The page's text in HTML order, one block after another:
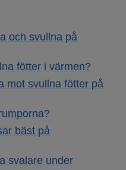
och svullna på
fötter i värmen?
mot svullna fötter på
bäst på
svalare under